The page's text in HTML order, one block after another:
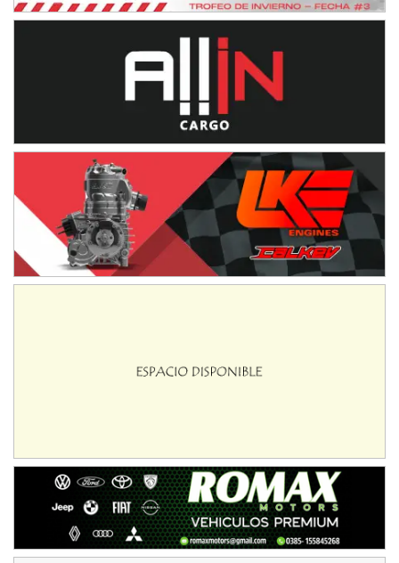
NORESTE SANTAFESINO - F6
José Samuel Sánchez (Tierra)
TUCUMANO - F5
Juan Navarro (Asfalto)
El Timbó (Tucumán)